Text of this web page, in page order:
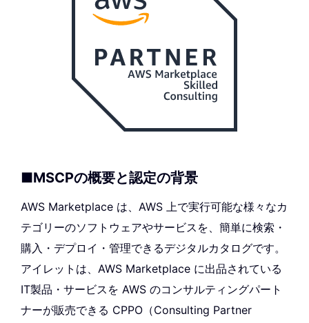
■MSCPの概要と認定の背景
AWS Marketplace は、AWS 上で実行可能な様々なカ
テゴリーのソフトウェアやサービスを、簡単に検索・
購入・デプロイ・管理できるデジタルカタログです。
アイレットは、AWS Marketplace に出品されている
IT製品・サービスを AWS のコンサルティングパート
ナーが販売できる CPPO（Consulting Partner